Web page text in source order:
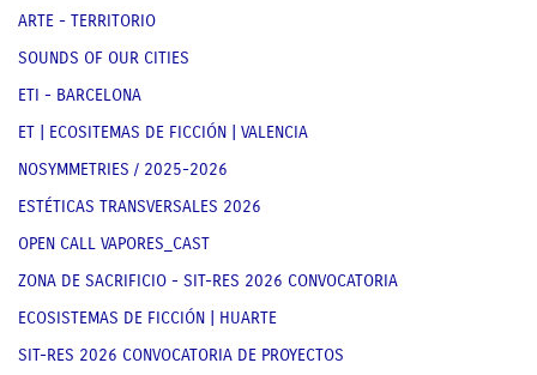
ARTE - TERRITORIO
SOUNDS OF OUR CITIES
ETI - BARCELONA
ET | ECOSITEMAS DE FICCIÓN | VALENCIA
NOSYMMETRIES / 2025-2026
ESTÉTICAS TRANSVERSALES 2026
OPEN CALL VAPORES_CAST
ZONA DE SACRIFICIO - SIT-RES 2026 CONVOCATORIA
ECOSISTEMAS DE FICCIÓN | HUARTE
SIT-RES 2026 CONVOCATORIA DE PROYECTOS